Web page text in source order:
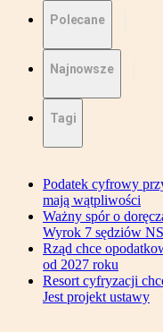
Polecane
Najnowsze
Tagi
Podatek cyfrowy
mają wątpliwości
Ważny spór o
Wyrok 7 sędziów
Rząd chce
od 2027 roku
Resort cyfryzacji
Jest projekt ustawy